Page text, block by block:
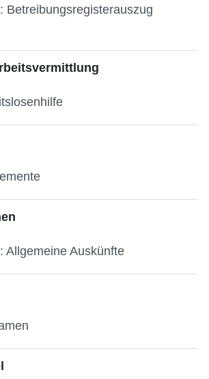
Betreibungsregisterauszug
Allgemeine Auskünfte